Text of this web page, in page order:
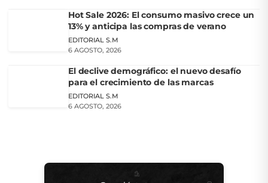
Hot Sale 2026: El consumo masivo crece un
13% y anticipa las compras de verano
EDITORIAL S.M
6 AGOSTO, 2026
El declive demográfico: el nuevo desafío
para el crecimiento de las marcas
EDITORIAL S.M
6 AGOSTO, 2026